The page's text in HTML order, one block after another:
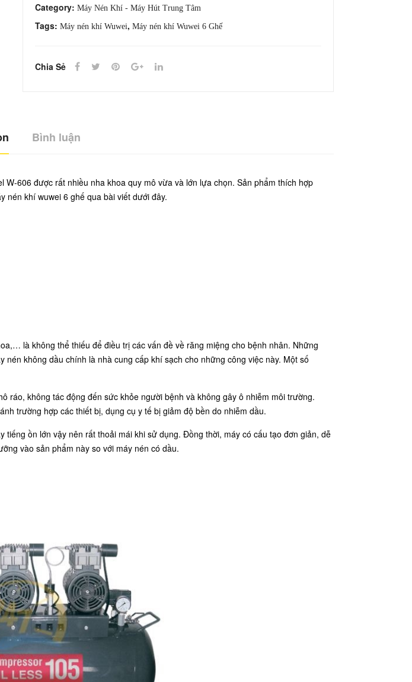
Ghế
Category: Máy Nén Khí - Máy Hút Trung Tâm
Tags: Máy nén khí Wuwei, Máy nén khí Wuwei 6 Ghế
Chia Sẻ
Bình luận
606 được rất nhiều nha khoa quy mô vừa và lớn lựa chọn. Sản phẩm thích hợp
nén khí wuwei 6 ghế qua bài viết dưới đây.
là không thể thiếu để điều trị các vấn đề về răng miệng cho bệnh nhân. Những
không dầu chính là nhà cung cấp khí sạch cho những công việc này. Một số
ráo, không tác động đến sức khỏe người bệnh và không gây ô nhiễm môi trường.
trường hợp các thiết bị, dụng cụ y tế bị giảm độ bền do nhiễm dầu.
ồn lớn vậy nên rất thoải mái khi sử dụng. Đồng thời, máy có cấu tạo đơn giản, dễ
vào sản phẩm này so với máy nén có dầu.